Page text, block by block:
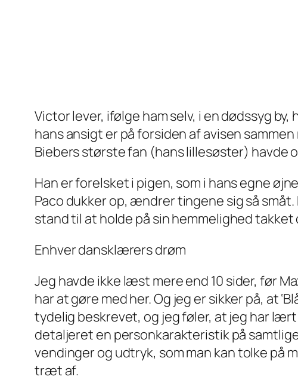
Victor lever, ifølge ham selv, i en dødssyg
hans ansigt er på forsiden af avisen
Biebers største fan (hans lillesøster)
Han er forelsket i pigen, som i hans egne
Paco dukker op, ændrer tingene sig så
stand til at holde på sin hemmelighed
Enhver dansklærers drøm
Jeg havde ikke læst mere end 10 sider, før
har at gøre med her. Og jeg er sikker på, at
tydelig beskrevet, og jeg føler, at jeg har
detaljeret en personkarakteristik på
vendinger og udtryk, som man kan tolke på
træt af.